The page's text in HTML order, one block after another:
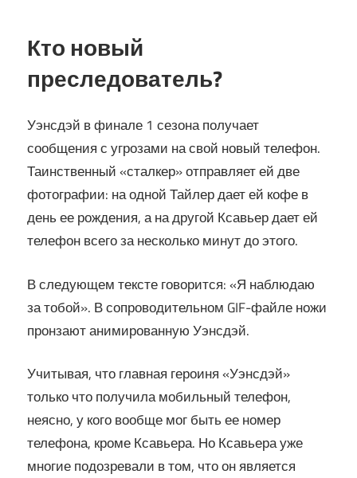
Кто новый
преследователь?
Уэнсдэй в финале 1 сезона получает
сообщения с угрозами на свой новый телефон.
Таинственный «сталкер» отправляет ей две
фотографии: на одной Тайлер дает ей кофе в
день ее рождения, а на другой Ксавьер дает ей
телефон всего за несколько минут до этого.
В следующем тексте говорится: «Я наблюдаю
за тобой». В сопроводительном GIF-файле ножи
пронзают анимированную Уэнсдэй.
Учитывая, что главная героиня «Уэнсдэй»
только что получила мобильный телефон,
неясно, у кого вообще мог быть ее номер
телефона, кроме Ксавьера. Но Ксавьера уже
многие подозревали в том, что он является